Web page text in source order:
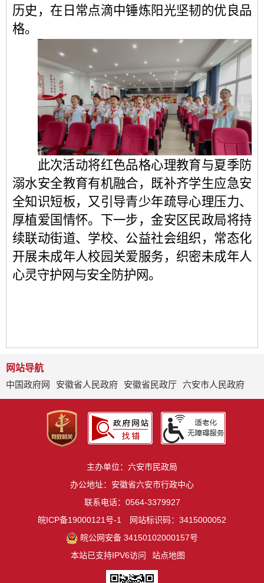
历史，在日常点滴中锤炼阳光坚韧的优良品
格。
此次活动将红色品格心理教育与夏季防
溺水安全教育有机融合，既补齐学生应急安
全知识短板，又引导青少年疏导心理压力、
厚植爱国情怀。下一步，金安区民政局将持
续联动街道、学校、公益社会组织，常态化
开展未成年人校园关爱服务，织密未成年人
心灵守护网与安全防护网。
网站导航
中国政府网
安徽省人民政府 安徽省民政厅 六安市人民政府
主办单位：六安市民政局
办公地址：安徽省六安市行政中心
联系电话：0564-3379927
皖ICP备19000121号-1
网站标识码：3415000052
皖公网安备 34150102000157号
本站已支持IPV6访问
站点地图